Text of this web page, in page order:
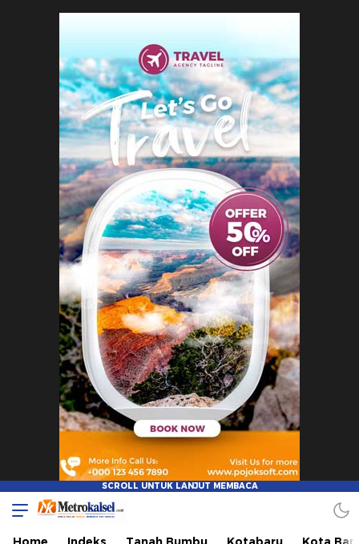
Metro Kalsel
Media Online Terkini, Faktual dan Mendidik